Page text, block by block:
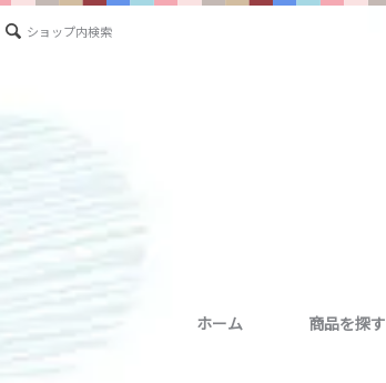
ショップ内検索
ホーム 商品を探す